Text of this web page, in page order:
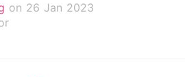
on 26 Jan 2023